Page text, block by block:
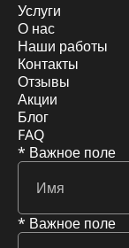
Услуги
О нас
Наши работы
Контакты
Отзывы
Акции
Блог
FAQ
* Важное поле
* Важное поле